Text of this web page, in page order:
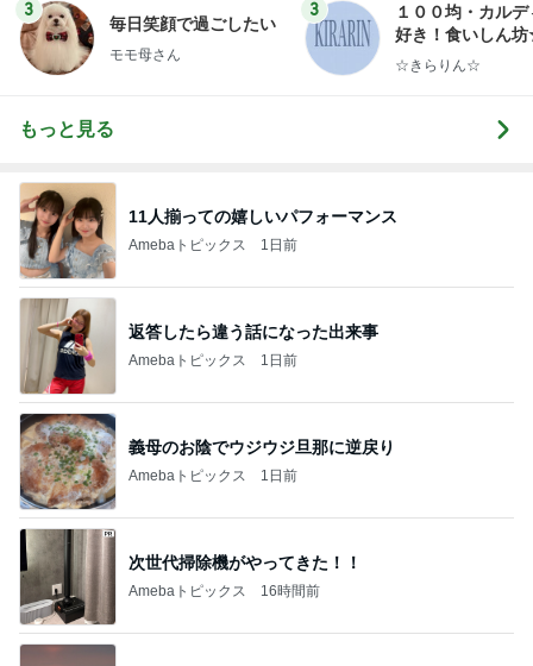
3
毎日笑顔で過ごしたい
モモ母さん
3
１００均・カルデ
好き！食いしん
らりん☆のブログ
☆きらりん☆
もっと見る
11人揃っての嬉しいパフォーマンス
Amebaトピックス 1日前
返答したら違う話になった出来事
Amebaトピックス 1日前
義母のお陰でウジウジ旦那に逆戻り
Amebaトピックス 1日前
次世代掃除機がやってきた！！
Amebaトピックス 16時間前